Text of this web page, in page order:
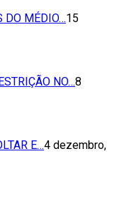
DO MÉDIO…15
NO…8
E…4 dezembro,